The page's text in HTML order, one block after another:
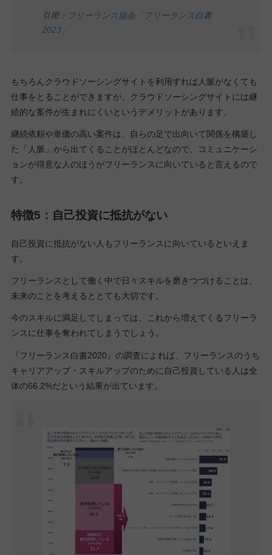
引用： フリーランス協会「フリーランス白書
2023」
もちろんクラウドソーシングサイトを利用すれば人脈がなくても
仕事をとることができますが、クラウドソーシングサイトには継
続的な案件が生まれにくいというデメリットがあります。
継続依頼や単価の高い案件は、自らの足で出向いて関係を構築し
た「人脈」から出てくることがほとんどなので、コミュニケーシ
ョンが得意な人のほうがフリーランスに向いていると言えるので
す。
特徴5：自己投資に抵抗がない
自己投資に抵抗がない人もフリーランスに向いているといえま
す。
フリーランスとして働く中で日々スキルを磨きつづけることは、
未来のことを考えるととても大切です。
今のスキルに満足してしまっては、これから増えてくるフリーラ
ンスに仕事を奪われてしまうでしょう。
『フリーランス白書2020』の調査によれば、フリーランスのうち
キャリアアップ・スキルアップのために自己投資している人は全
体の66.2%だという結果が出ています。